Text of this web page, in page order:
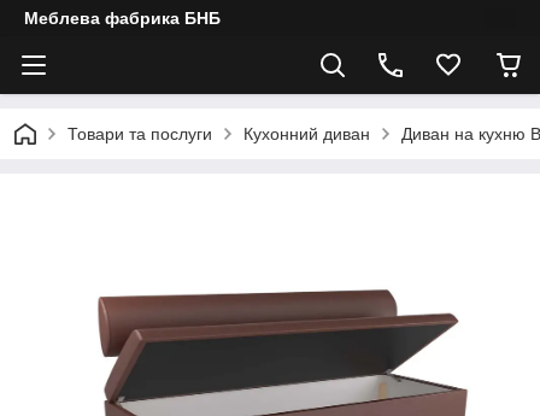
Меблева фабрика БНБ
Товари та послуги Кухонний диван Диван на кухню